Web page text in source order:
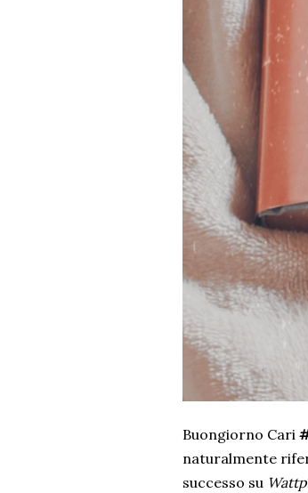
Buongiorno Cari
naturalmente
successo su